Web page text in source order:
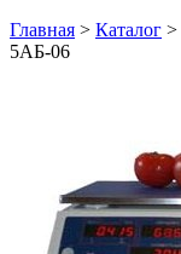
Главная > Каталог >
5АБ-06